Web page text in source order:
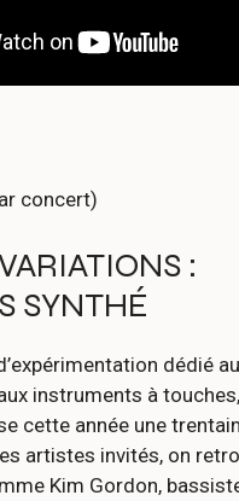
concert)
:
SYNTHÉ
dédié
instruments à
cette année une
artistes invités, on
Kim Gordon,